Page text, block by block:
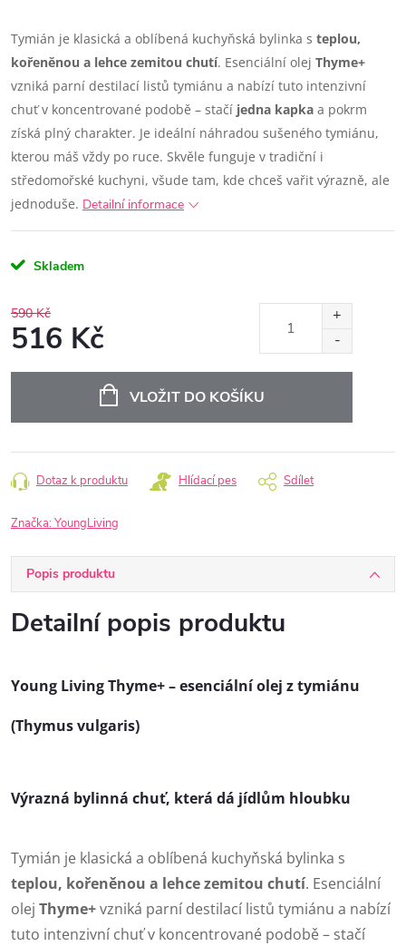
Tymián je klasická a oblíbená kuchyňská bylinka s teplou,
kořeněnou a lehce zemitou chutí. Esenciální olej Thyme+
vzniká parní destilací listů tymiánu a nabízí tuto intenzivní
chuť v koncentrované podobě – stačí jedna kapka a pokrm
získá plný charakter. Je ideální náhradou sušeného tymiánu,
kterou máš vždy po ruce. Skvěle funguje v tradiční i
středomořské kuchyni, všude tam, kde chceš vařit výrazně, ale
jednoduše. Detailní informace
Skladem
590 Kč
516 Kč
VLOŽIT DO KOŠÍKU
Dotaz k produktu Hlídací pes Sdílet
Značka:YoungLiving
Popis produktu
Detailní popis produktu
Young LivingThyme+ – esenciální olej z tymiánu
(Thymus vulgaris)
Výrazná bylinná chuť, která dá jídlům hloubku
Tymián je klasická a oblíbená kuchyňská bylinka s
teplou, kořeněnou a lehce zemitou chutí. Esenciální
olej Thyme+vzniká parní destilací listů tymiánu a nabízí
tuto intenzivní chuť v koncentrované podobě – stačí